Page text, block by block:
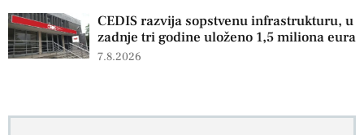
CEDIS razvija sopstvenu infrastrukturu, u
zadnje tri godine uloženo 1,5 miliona eura
7.8.2026